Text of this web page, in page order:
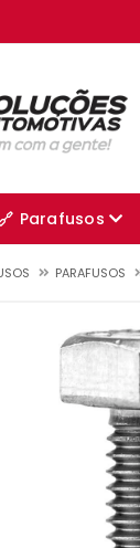
Parafusos
PARAFUSOS